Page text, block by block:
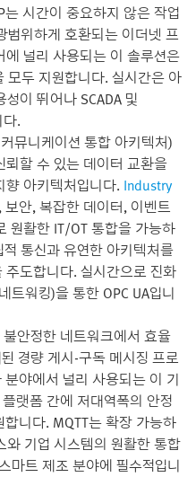
시간이 중요하지 않은 작업
위하게 호환되는 이더넷 프
널리 사용되는 이 솔루션은
모두 지원합니다. 실시간은 아
이 뛰어나 SCADA 및
.
뮤니케이션 통합 아키텍처)
할 수 있는 데이터 교환을
아키텍처입니다. Industry
안, 복잡한 데이터, 이벤트
원활한 IT/OT 통합을 가능하
통신과 유연한 아키텍처를
도합니다. 실시간으로 진화
트워킹)을 통한 OPC UA입니
안정한 네트워크에서 효율
경량 게시-구독 메시징 프로
야에서 널리 사용되는 이 기
랫폼 간에 저대역폭의 안정
니다. MQTT는 확장 가능하
기업 시스템의 원활한 통합
마트 제조 분야에 필수적입니